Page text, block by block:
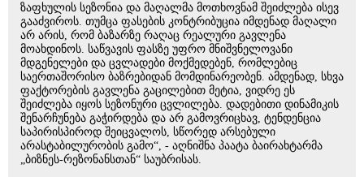
ზაფხულის სეზონია და მაღალმა მოთხოვნამ შეიძლება ისევ
გააძვიროს. თუმცა ფასების კონტრიბუცია იმდენად მაღალი
არ არის, რომ ბაზარზე რაღაც რეალური გავლენა
მოახდინოს. საწვავის ფასზე უფრო მნიშვნელოვანი
მდგენელები და ცვლადები მოქმედებენ, რომლებიც
საერთაშორისო ბაზრებიდან მომდინარეობენ. ამდენად, სხვა
ფაქტორების გავლენა გაცილებით მეტია, ვიდრე ეს
შეიძლება იყოს სეზონური ცვლილება. დადებითი დინამიკის
შენარჩუნება გაჭირდება და არ გამოვრიცხავ, ტენდენცია
საპირისპიროდ შეიცვალოს, სწორედ არსებული
არასტაბილურობის გამო“, - აღნიშნა პაატა ბაირახტარმა
„ბიზნეს-რეზონანსთან“ საუბრისას.